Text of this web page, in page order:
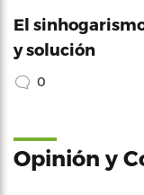
El
y solución
0
Opinión y